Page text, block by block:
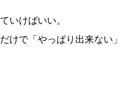
いけばいい。
けで「やっぱり出来ない